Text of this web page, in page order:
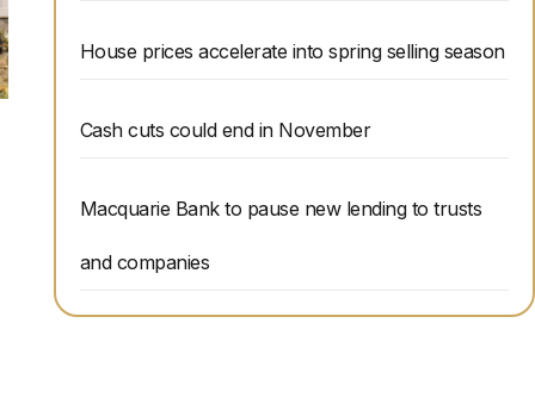
House prices accelerate into spring selling season
Cash cuts could end in November
Macquarie Bank to pause new lending to trusts
and companies